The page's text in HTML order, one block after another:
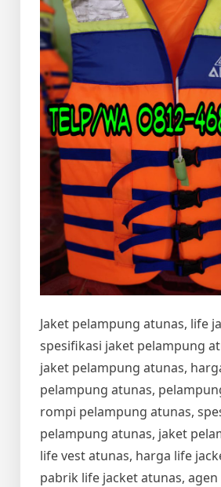
Jaket pelampung atunas, life
spesifikasi jaket pelampung
jaket pelampung atunas,
pelampung atunas,
rompi pelampung atunas,
pelampung atunas, jaket
life vest atunas, harga life
pabrik life jacket atunas,